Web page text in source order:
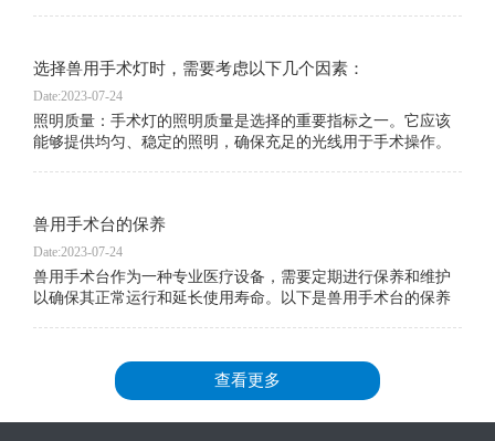
选择兽用手术灯时，需要考虑以下几个因素：
Date:2023-07-24
照明质量：手术灯的照明质量是选择的重要指标之一。它应该
能够提供均匀、稳定的照明，确保充足的光线用于手术操作。
兽用手术台的保养
Date:2023-07-24
兽用手术台作为一种专业医疗设备，需要定期进行保养和维护
以确保其正常运行和延长使用寿命。以下是兽用手术台的保养
查看更多